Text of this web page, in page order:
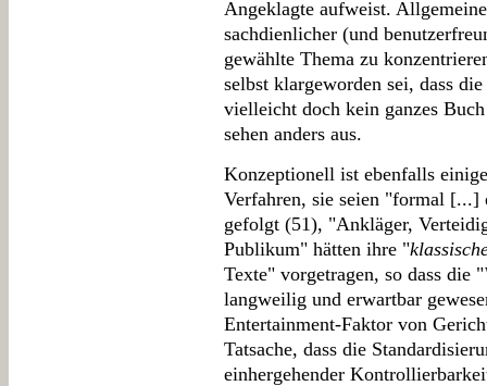
Angeklagte aufweist.
sachdienlicher (und
gewählte Thema zu
selbst klargeworden sei, dass
vielleicht doch kein ganzes
sehen anders aus.
Konzeptionell ist ebenfalls
Verfahren, sie seien "formal
gefolgt (51), "Ankläger,
Publikum" hätten ihre "
Texte" vorgetragen, so dass die "
langweilig und erwartbar
Entertainment-Faktor von
Tatsache, dass die
einhergehender